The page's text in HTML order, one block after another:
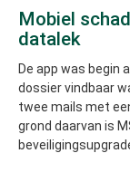
Mobiel
datalek
De app was begin
dossier vindbaar
twee mails met
grond daarvan is